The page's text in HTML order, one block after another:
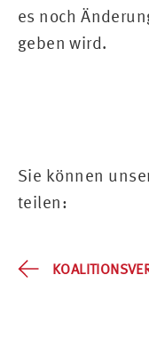
es noch
geben wird.
Sie können
teilen: